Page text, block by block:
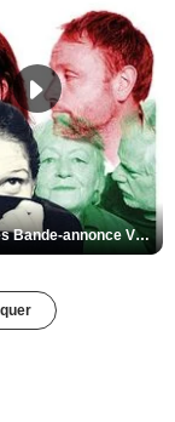
Home stories Bande-annonce VO STFR